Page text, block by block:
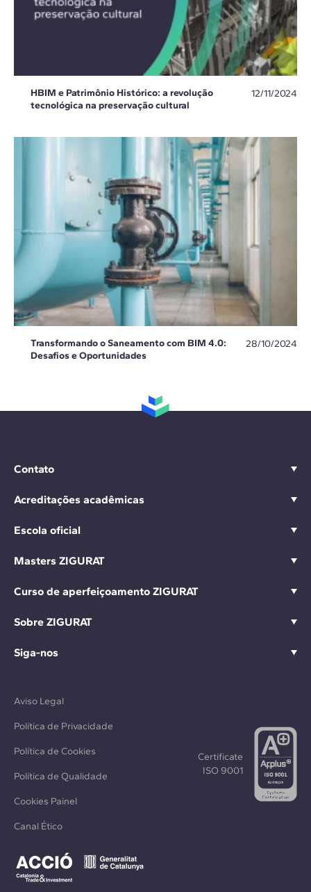
HBIM e Patrimônio Histórico: a revolução
tecnológica na preservação cultural
12/11/2024
Transformando o Saneamento com BIM 4.0:
Desafios e Oportunidades
28/10/2024
Contato
Acreditações acadêmicas
Escola oficial
Masters ZIGURAT
Curso de aperfeiçoamento ZIGURAT
Sobre ZIGURAT
Siga-nos
Aviso Legal
Política de Privacidade
Política de Cookies
Política de Qualidade
Cookies Painel
Canal Ético
Certificate
ISO 9001